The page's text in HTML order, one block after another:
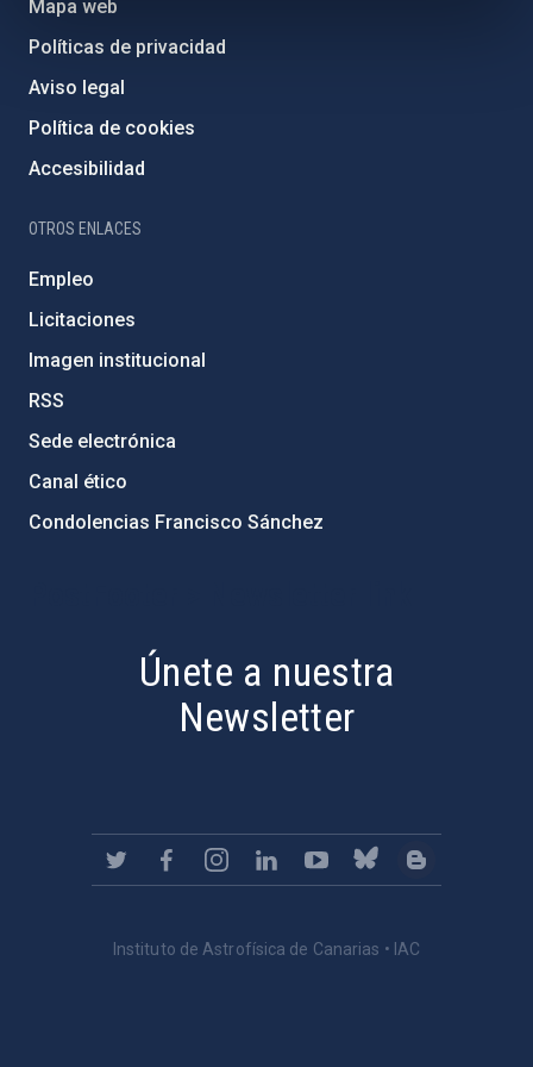
Mapa web
Políticas de privacidad
Aviso legal
Política de cookies
Accesibilidad
OTROS ENLACES
Empleo
Licitaciones
Imagen institucional
RSS
Sede electrónica
Canal ético
Condolencias Francisco Sánchez
Únete a nuestra
Newsletter
Instituto de Astrofísica de Canarias • IAC